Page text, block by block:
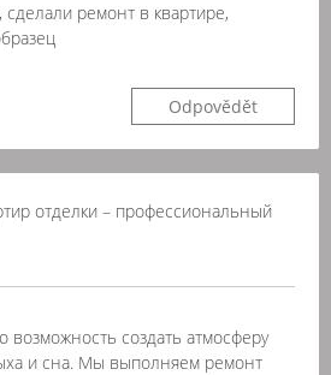
ремонт в квартире,
Odpovědět
отделки – профессиональный
создать атмосферу
и сна. Мы выполняем ремонт